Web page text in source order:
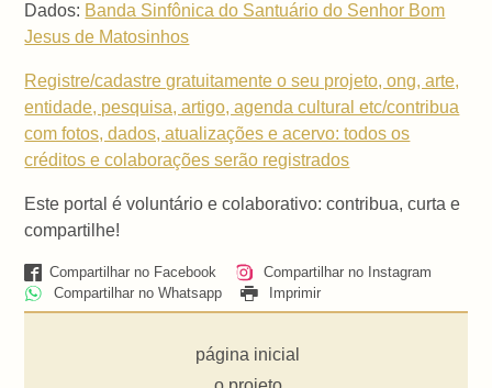
Dados: Banda Sinfônica do Santuário do Senhor Bom
Jesus de Matosinhos
Registre/cadastre gratuitamente o seu projeto, ong, arte,
entidade, pesquisa, artigo, agenda cultural etc/contribua
com fotos, dados, atualizações e acervo: todos os
créditos e colaborações serão registrados
Este portal é voluntário e colaborativo: contribua, curta e
compartilhe!
Compartilhar no Facebook
Compartilhar no Instagram
Compartilhar no Whatsapp
Imprimir
página inicial